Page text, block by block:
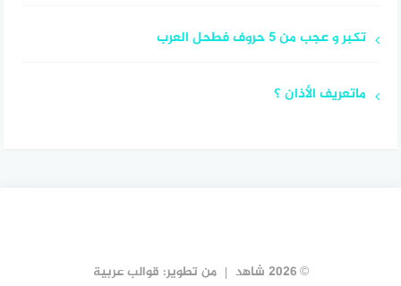
تكبر و عجب من 5 حروف فطحل العرب
ماتعريف الأذان ؟
© 2026 شاهد من تطوير: قوالب عربية